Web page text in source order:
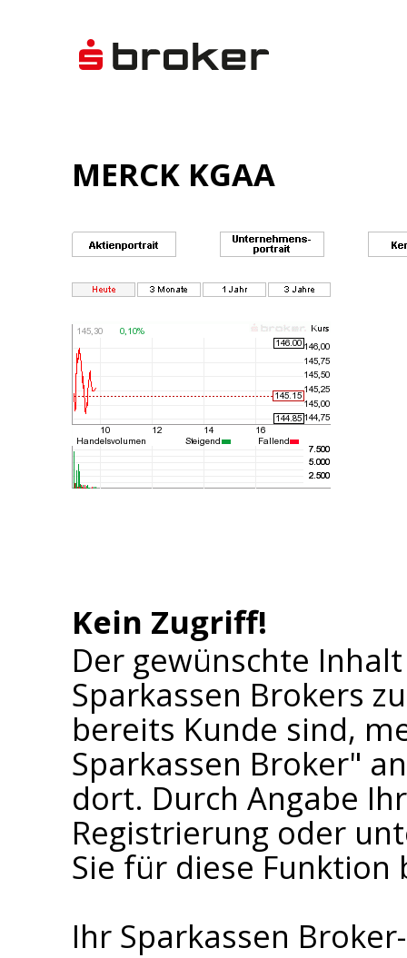
MERCK KGAA
Kein Zugriff!
Der gewünschte
Sparkassen Brokers
bereits Kunde sind,
Sparkassen Broker"
dort. Durch Angabe
Registrierung oder
Sie für diese Funktion
Ihr Sparkassen